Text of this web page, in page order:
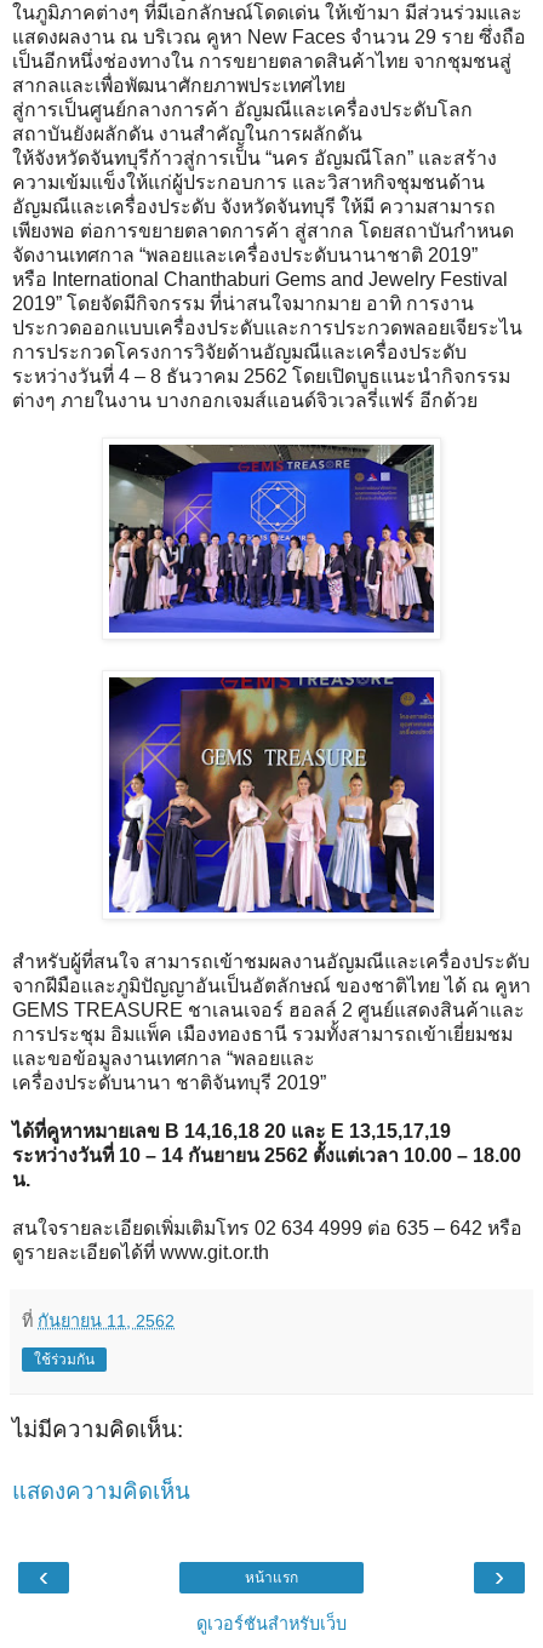
ในภูมิภาคต่างๆ ที่มีเอกลักษณ์โดดเด่น ให้เข้ามา มีส่วนร่วมและ
แสดงผลงาน ณ บริเวณ คูหา New Faces จำนวน 29 ราย ซึ่งถือ
เป็นอีกหนึ่งช่องทางใน การขยายตลาดสินค้าไทย จากชุมชนสู่
สากลและเพื่อพัฒนาศักยภาพประเทศไทย
สู่การเป็นศูนย์กลางการค้า อัญมณีและเครื่องประดับโลก
สถาบันยังผลักดัน งานสำคัญในการผลักดัน
ให้จังหวัดจันทบุรีก้าวสู่การเป็น “นคร อัญมณีโลก” และสร้าง
ความเข้มแข็งให้แก่ผู้ประกอบการ และวิสาหกิจชุมชนด้าน
อัญมณีและเครื่องประดับ จังหวัดจันทบุรี ให้มี ความสามารถ
เพียงพอ ต่อการขยายตลาดการค้า สู่สากล โดยสถาบันกำหนด
จัดงานเทศกาล “พลอยและเครื่องประดับนานาชาติ 2019”
หรือ International Chanthaburi Gems and Jewelry Festival
2019” โดยจัดมีกิจกรรม ที่น่าสนใจมากมาย อาทิ การงาน
ประกวดออกแบบเครื่องประดับและการประกวดพลอยเจียระไน
การประกวดโครงการวิจัยด้านอัญมณีและเครื่องประดับ
ระหว่างวันที่ 4 – 8 ธันวาคม 2562 โดยเปิดบูธแนะนำกิจกรรม
ต่างๆ ภายในงาน บางกอกเจมส์แอนด์จิวเวลรี่แฟร์ อีกด้วย
สำหรับผู้ที่สนใจ สามารถเข้าชมผลงานอัญมณีและเครื่องประดับ
จากฝีมือและภูมิปัญญาอันเป็นอัตลักษณ์ ของชาติไทย ได้ ณ คูหา
GEMS TREASURE ชาเลนเจอร์ ฮอลล์ 2 ศูนย์แสดงสินค้าและ
การประชุม อิมแพ็ค เมืองทองธานี รวมทั้งสามารถเข้าเยี่ยมชม
และขอข้อมูลงานเทศกาล “พลอยและ
เครื่องประดับนานา ชาติจันทบุรี 2019”
ได้ที่คูหาหมายเลข B 14,16,18 20 และ E 13,15,17,19
ระหว่างวันที่ 10 – 14 กันยายน 2562 ตั้งแต่เวลา 10.00 – 18.00
น.
สนใจรายละเอียดเพิ่มเติมโทร 02 634 4999 ต่อ 635 – 642 หรือ
ดูรายละเอียดได้ที่ www.git.or.th
ที่ กันยายน 11, 2562
ใช้ร่วมกัน
ไม่มีความคิดเห็น:
แสดงความคิดเห็น
‹ ›
หน้าแรก
ดูเวอร์ชันสำหรับเว็บ